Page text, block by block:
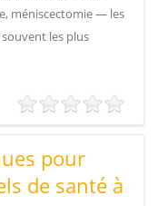
méniscectomie — les
les plus
pour
de santé à